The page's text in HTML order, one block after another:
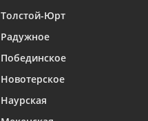
Толстой-Юрт
Радужное
Побединское
Новотерское
Наурская